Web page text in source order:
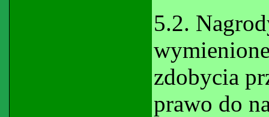
5.2.
zdobycia
prawo do